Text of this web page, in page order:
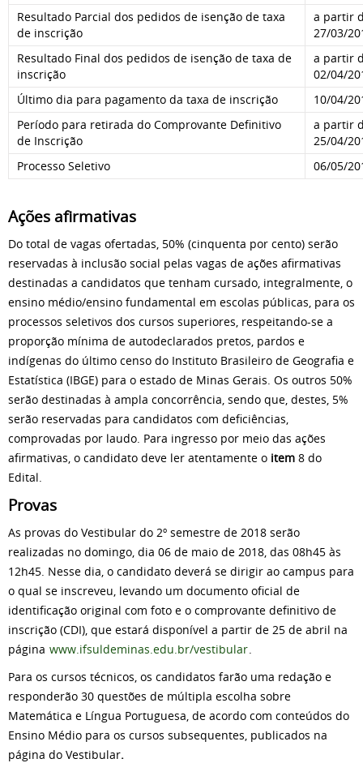
Resultado Parcial dos pedidos de isenção de taxa
de inscrição
a partir
27/03/
Resultado Final dos pedidos de isenção de taxa de
inscrição
a partir
02/04/
Último dia para pagamento da taxa de inscrição
10/04/
Período para retirada do Comprovante Definitivo
de Inscrição
a partir
25/04/
Processo Seletivo
06/05/
Ações afirmativas
Do total de vagas ofertadas, 50% (cinquenta por cento) serão
reservadas à inclusão social pelas vagas de ações afirmativas
destinadas a candidatos que tenham cursado, integralmente, o
ensino médio/ensino fundamental em escolas públicas, para os
processos seletivos dos cursos superiores, respeitando-se a
proporção mínima de autodeclarados pretos, pardos e
indígenas do último censo do Instituto Brasileiro de Geografia e
Estatística (IBGE) para o estado de Minas Gerais. Os outros 50%
serão destinadas à ampla concorrência, sendo que, destes, 5%
serão reservadas para candidatos com deficiências,
comprovadas por laudo. Para ingresso por meio das ações
afirmativas, o candidato deve ler atentamente o item 8 do
Edital.
Provas
As provas do Vestibular do 2º semestre de 2018 serão
realizadas no domingo, dia 06 de maio de 2018, das 08h45 às
12h45. Nesse dia, o candidato deverá se dirigir ao campus para
o qual se inscreveu, levando um documento oficial de
identificação original com foto e o comprovante definitivo de
inscrição (CDI), que estará disponível a partir de 25 de abril na
página www.ifsuldeminas.edu.br/vestibular
Para os cursos técnicos, os candidatos farão uma redação e
responderão 30 questões de múltipla escolha sobre
Matemática e Língua Portuguesa, de acordo com conteúdos do
Ensino Médio para os cursos subsequentes, publicados na
página do Vestibular.